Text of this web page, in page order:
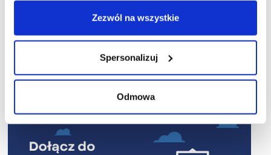
Zezwól na wszystkie
Spersonalizuj
Odmowa
R E K L A M A